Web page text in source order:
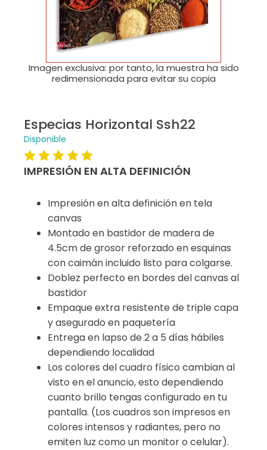
Imagen exclusiva: por tanto, la muestra ha sido
redimensionada para evitar su copia
Especias Horizontal Ssh22
Disponible
IMPRESIÓN EN ALTA DEFINICIÓN
Impresión en alta definición en tela
canvas
Montado en bastidor de madera de
4.5cm de grosor reforzado en esquinas
con caimán incluido listo para colgarse.
Doblez perfecto en bordes del canvas al
bastidor
Empaque extra resistente de triple capa
y asegurado en paquetería
Entrega en lapso de 2 a 5 días hábiles
dependiendo localidad
Los colores del cuadro físico cambian al
visto en el anuncio, esto dependiendo
cuanto brillo tengas configurado en tu
pantalla. (Los cuadros son impresos en
colores intensos y radiantes, pero no
emiten luz como un monitor o celular).